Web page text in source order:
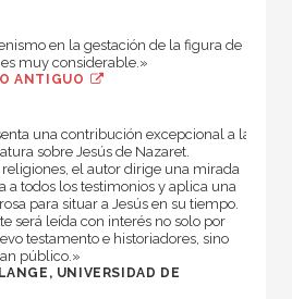
en la gestación de la figura de
muy considerable.»
ANTIGUO
una contribución excepcional a la
sobre Jesús de Nazaret.
religiones, el autor dirige una mirada
a todos los testimonios y aplica una
para situar a Jesús en su tiempo.
será leída con interés no solo por
testamento e historiadores, sino
público.»
UNIVERSIDAD DE